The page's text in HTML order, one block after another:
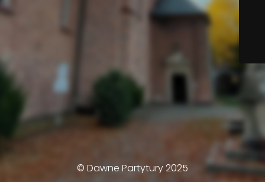
© Dawne Partytury 2025